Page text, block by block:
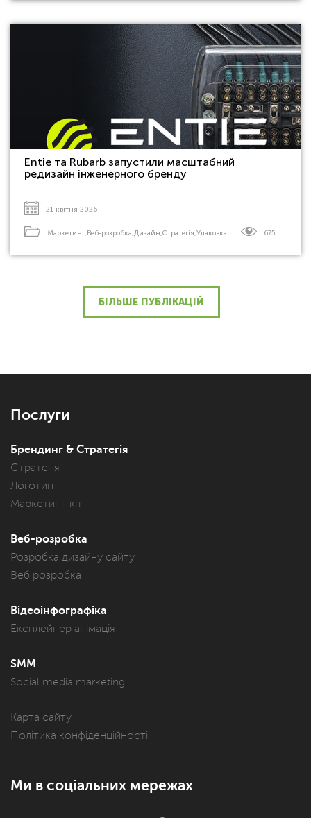
Entie та Rubarb запустили масштабний
редизайн інженерного бренду
21 квітня 2026
Маркетинг, Веб-розробка,Дизайн,Стратегія,Упаковка 675
БІЛЬШЕ ПУБЛІКАЦІЙ
Послуги
Брендинг & Стратегія
Стратегія
Логотип
Маркетинг-кіт
Веб-розробка
Розробка дизайну сайту
Веб розробка
Відеоінфографіка
Експлейнер анімація
SMM
Social media marketing
Карта сайту
Політика конфіденційності
Ми в соціальних мережах